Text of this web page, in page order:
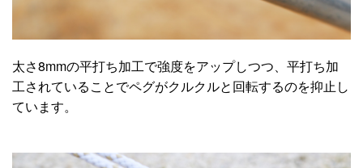
太さ8mmの平打ち加工で強度をアップしつつ、平打ち加
工されていることでペグがクルクルと回転するのを抑止し
ています。